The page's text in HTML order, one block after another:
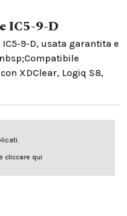
IC5-9-D
9-D, usata garantita e
XDClear, Logiq S8,